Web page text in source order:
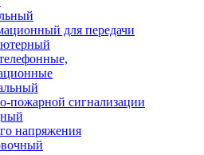
для передачи
пожарной сигнализации
напряжения